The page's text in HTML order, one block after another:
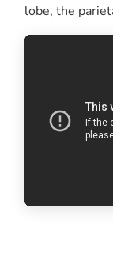
lobe, the